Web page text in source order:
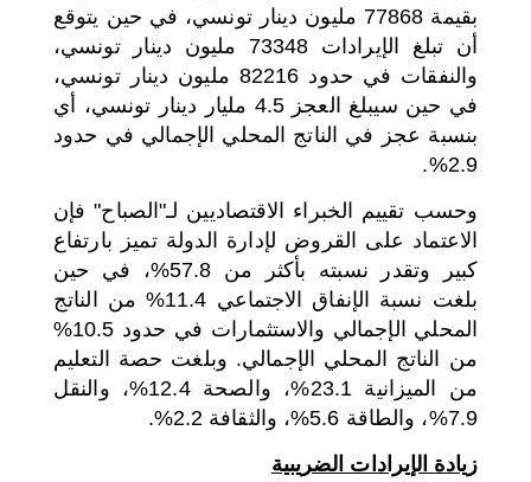
بقيمة 77868 مليون دينار تونسي، في حين يتوقع
أن تبلغ الإيرادات 73348 مليون دينار تونسي،
والنفقات في حدود 82216 مليون دينار تونسي،
في حين سيبلغ العجز 4.5 مليار دينار تونسي، أي
بنسبة عجز في الناتج المحلي الإجمالي في حدود
2.9%.
وحسب تقييم الخبراء الاقتصاديين لـ"الصباح" فإن
الاعتماد على القروض لإدارة الدولة تميز بارتفاع
كبير وتقدر نسبته بأكثر من 57.8%، في حين
بلغت نسبة الإنفاق الاجتماعي 11.4% من الناتج
المحلي الإجمالي والاستثمارات في حدود 10.5%
من الناتج المحلي الإجمالي. وبلغت حصة التعليم
من الميزانية 23.1%، والصحة 12.4%، والنقل
7.9%، والطاقة 5.6%، والثقافة 2.2%.
زيادة الإيرادات الضريبية